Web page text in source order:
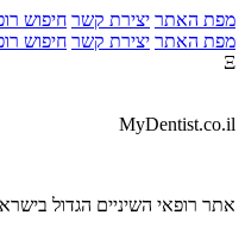
מפת האתר יצירת קשר חיפוש
מפת האתר יצירת קשר חיפוש
Ξ
MyDentist.co.il
אתר רופאי השיניים הגדול